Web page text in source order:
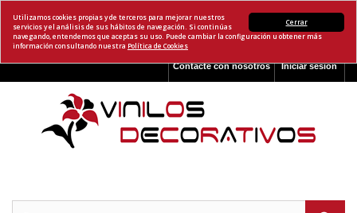
Cerrar
Utilizamos cookies propias y de terceros para mejorar nuestros
servicios y el análisis de sus hábitos de navegación. Si continúas
navegando, entendemos que aceptas su uso. Puede cambiar la configuración u obtener más
información consultando nuestra Política de Cookies
Iniciar sesión
Contacte con nosotros